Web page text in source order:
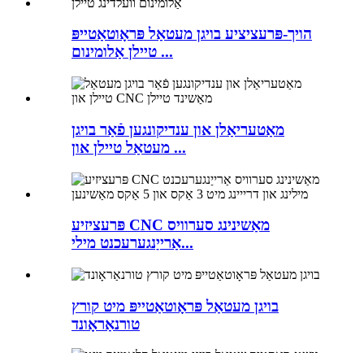
הויך-פּרעציציע בויגן מעטאַל פּראָוטאַטייפּ
טיילן אַלומינום ...
מאַטעריאַלן און ענדיקונגען פֿאַר בויגן
מעטאַל טיילן און ...
פּרעציזיע CNC מאַשינינג סערוויס
אַרייַנגערעכנט מילי...
בויגן מעטאַל פּראָוטאַטייפּ מיט קורץ
טורנאַראָונד